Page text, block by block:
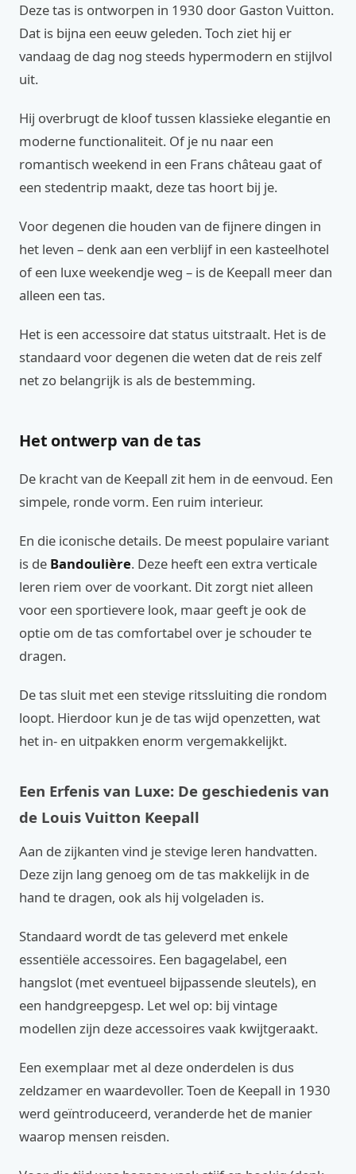
Deze tas is ontworpen in 1930 door Gaston Vuitton.
Dat is bijna een eeuw geleden. Toch ziet hij er
vandaag de dag nog steeds hypermodern en stijlvol
uit.
Hij overbrugt de kloof tussen klassieke elegantie en
moderne functionaliteit. Of je nu naar een
romantisch weekend in een Frans château gaat of
een stedentrip maakt, deze tas hoort bij je.
Voor degenen die houden van de fijnere dingen in
het leven – denk aan een verblijf in een kasteelhotel
of een luxe weekendje weg – is de Keepall meer dan
alleen een tas.
Het is een accessoire dat status uitstraalt. Het is de
standaard voor degenen die weten dat de reis zelf
net zo belangrijk is als de bestemming.
Het ontwerp van de tas
De kracht van de Keepall zit hem in de eenvoud. Een
simpele, ronde vorm. Een ruim interieur.
En die iconische details. De meest populaire variant
is de Bandoulière. Deze heeft een extra verticale
leren riem over de voorkant. Dit zorgt niet alleen
voor een sportievere look, maar geeft je ook de
optie om de tas comfortabel over je schouder te
dragen.
De tas sluit met een stevige ritssluiting die rondom
loopt. Hierdoor kun je de tas wijd openzetten, wat
het in- en uitpakken enorm vergemakkelijkt.
Een Erfenis van Luxe: De geschiedenis van
de Louis Vuitton Keepall
Aan de zijkanten vind je stevige leren handvatten.
Deze zijn lang genoeg om de tas makkelijk in de
hand te dragen, ook als hij volgeladen is.
Standaard wordt de tas geleverd met enkele
essentiële accessoires. Een bagagelabel, een
hangslot (met eventueel bijpassende sleutels), en
een handgreepgesp. Let wel op: bij vintage
modellen zijn deze accessoires vaak kwijtgeraakt.
Een exemplaar met al deze onderdelen is dus
zeldzamer en waardevoller. Toen de Keepall in 1930
werd geïntroduceerd, veranderde het de manier
waarop mensen reisden.